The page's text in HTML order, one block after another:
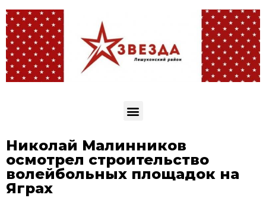
Николай Малинников
осмотрел строительство
волейбольных площадок на
Яграх